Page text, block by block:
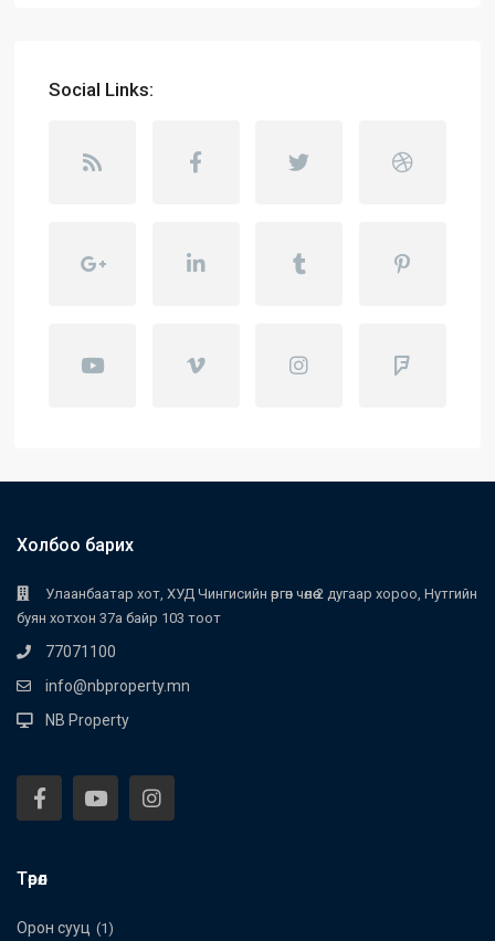
Social Links:
Холбоо барих
Улаанбаатар хот, ХУД Чингисийн өргөн чөлөө 2 дугаар хороо, Нутгийн
буян хотхон 37а байр 103 тоот
77071100
info@nbproperty.mn
NB Property
Төрөл
Орон сууц (1)